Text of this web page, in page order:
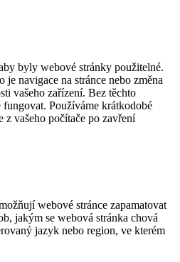
byly webové stránky použitelné.
navigace na stránce nebo změna
vašeho zařízení. Bez těchto
Používáme krátkodobé
z vašeho počítače po zavření
webové stránce zapamatovat
jakým se webová stránka chová
jazyk nebo region, ve kterém